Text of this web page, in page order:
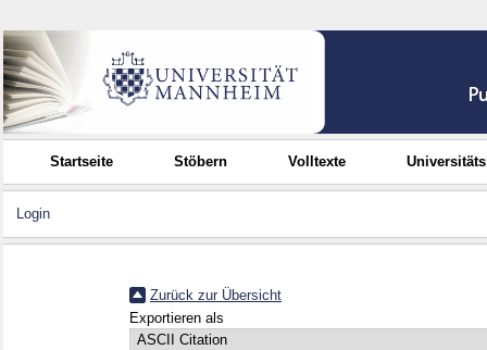
Startseite Stöbern Volltexte
Login
Zurück zur Übersicht
Exportieren als